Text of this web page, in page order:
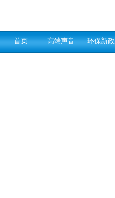
首页 高端声音 环保新政